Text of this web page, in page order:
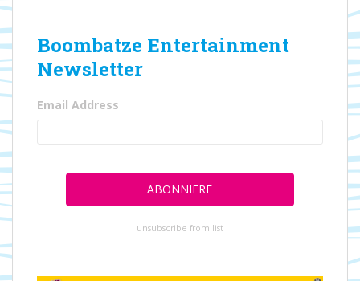
Boombatze Entertainment
Newsletter
Email Address
unsubscribe from list